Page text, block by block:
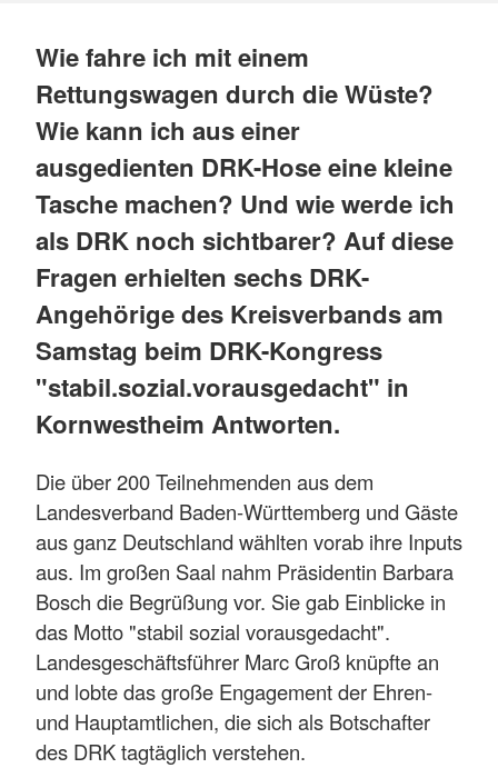
Wie fahre ich mit einem
Rettungswagen durch die Wüste?
Wie kann ich aus einer
ausgedienten DRK-Hose eine kleine
Tasche machen? Und wie werde ich
als DRK noch sichtbarer? Auf diese
Fragen erhielten sechs DRK-
Angehörige des Kreisverbands am
Samstag beim DRK-Kongress
"stabil.sozial.vorausgedacht" in
Kornwestheim Antworten.
Die über 200 Teilnehmenden aus dem
Landesverband Baden-Württemberg und Gäste
aus ganz Deutschland wählten vorab ihre Inputs
aus. Im großen Saal nahm Präsidentin Barbara
Bosch die Begrüßung vor. Sie gab Einblicke in
das Motto "stabil sozial vorausgedacht".
Landesgeschäftsführer Marc Groß knüpfte an
und lobte das große Engagement der Ehren-
und Hauptamtlichen, die sich als Botschafter
des DRK tagtäglich verstehen.